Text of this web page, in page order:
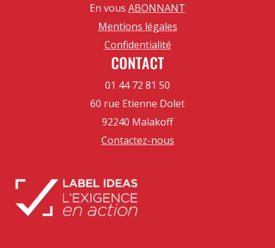
En vous ABONNANT
Mentions légales
Confidentialité
CONTACT
01 44 72 81 50
60 rue Etienne Dolet
92240 Malakoff
Contactez-nous